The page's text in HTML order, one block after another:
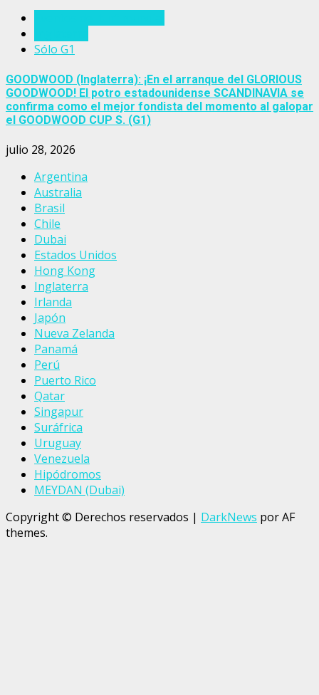
Sólo G1
GOODWOOD (Inglaterra): ¡En el arranque del GLORIOUS
GOODWOOD! El potro estadounidense SCANDINAVIA se
confirma como el mejor fondista del momento al galopar
el GOODWOOD CUP S. (G1)
julio 28, 2026
Argentina
Australia
Brasil
Chile
Dubai
Estados Unidos
Hong Kong
Inglaterra
Irlanda
Japón
Nueva Zelanda
Panamá
Perú
Puerto Rico
Qatar
Singapur
Suráfrica
Uruguay
Venezuela
Hipódromos
MEYDAN (Dubai)
Copyright © Derechos reservados | DarkNews por AF
themes.